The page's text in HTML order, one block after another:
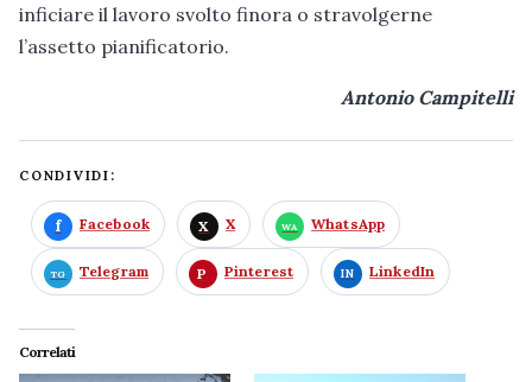
inficiare il lavoro svolto finora o stravolgerne
l’assetto pianificatorio.
Antonio Campitelli
CONDIVIDI:
Facebook X WhatsApp
Telegram Pinterest LinkedIn
Correlati